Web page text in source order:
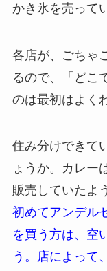
かき氷を売って
各店が、ごちゃ
るので、「どこ
のは最初はよく
住み分けできて
ょうか。カレー
販売していたよ
初めてアンデル
を買う方は、空
う。店によって